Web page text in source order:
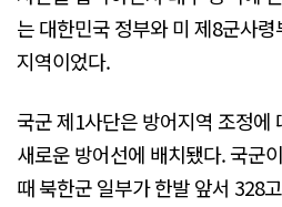
는 대한민국 정부와 미 제8군사
지역이었다.
국군 제1사단은 방어지역 조정에
새로운 방어선에 배치됐다. 국군
때 북한군 일부가 한발 앞서 328